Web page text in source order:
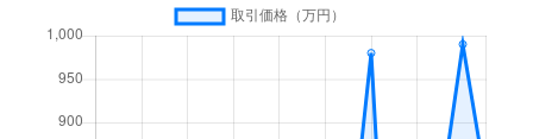
1,000万円 真駒内
真駒内曙町
自衛隊前
徒歩45分
真駒内泉町
2,400万円 真駒内
徒歩8分